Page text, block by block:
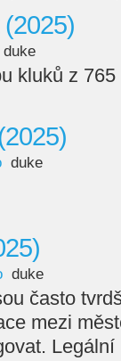
duke
kluků z
duke
duke
často
mezi